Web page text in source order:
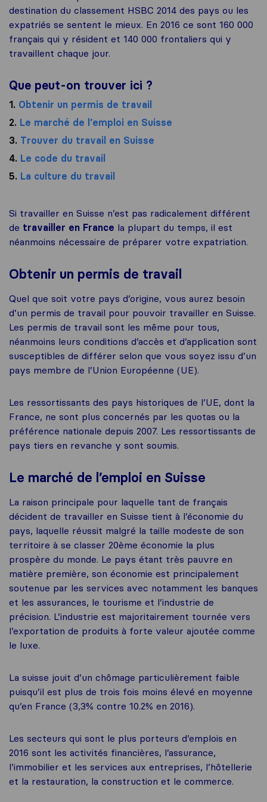
destination du classement HSBC 2014 des pays ou les
expatriés se sentent le mieux. En 2016 ce sont 160 000
français qui y résident et 140 000 frontaliers qui y
travaillent chaque jour.
Que peut-on trouver ici ?
1. Obtenir un permis de travail
2. Le marché de l’emploi en Suisse
3. Trouver du travail en Suisse
4. Le code du travail
5. La culture du travail
Si travailler en Suisse n’est pas radicalement différent
de travailler en France la plupart du temps, il est
néanmoins nécessaire de préparer votre expatriation.
Obtenir un permis de travail
Quel que soit votre pays d’origine, vous aurez besoin
d’un permis de travail pour pouvoir travailler en Suisse.
Les permis de travail sont les même pour tous,
néanmoins leurs conditions d’accès et d’application sont
susceptibles de différer selon que vous soyez issu d’un
pays membre de l’Union Européenne (UE).
Les ressortissants des pays historiques de l’UE, dont la
France, ne sont plus concernés par les quotas ou la
préférence nationale depuis 2007. Les ressortissants de
pays tiers en revanche y sont soumis.
Le marché de l’emploi en Suisse
La raison principale pour laquelle tant de français
décident de travailler en Suisse tient à l’économie du
pays, laquelle réussit malgré la taille modeste de son
territoire à se classer 20ème économie la plus
prospère du monde. Le pays étant très pauvre en
matière première, son économie est principalement
soutenue par les services avec notamment les banques
et les assurances, le tourisme et l’industrie de
précision. L’industrie est majoritairement tournée vers
l’exportation de produits à forte valeur ajoutée comme
le luxe.
La suisse jouit d’un chômage particulièrement faible
puisqu’il est plus de trois fois moins élevé en moyenne
qu’en France (3,3% contre 10.2% en 2016).
Les secteurs qui sont le plus porteurs d’emplois en
2016 sont les activités financières, l’assurance,
l’immobilier et les services aux entreprises, l’hôtellerie
et la restauration, la construction et le commerce.